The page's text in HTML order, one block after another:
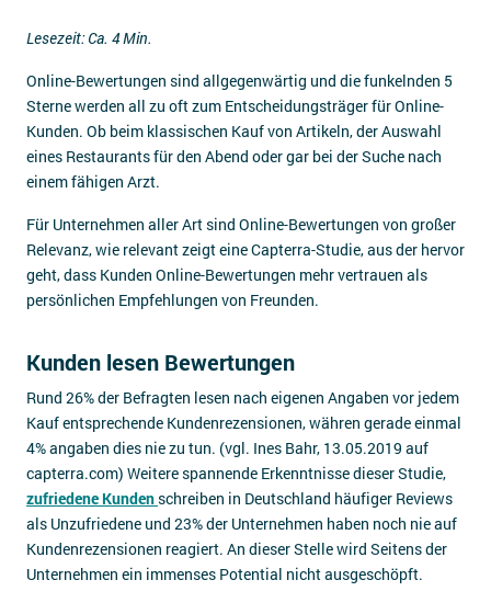
Lesezeit: Ca. 4 Min.
Online-Bewertungen sind allgegenwärtig und die funkelnden 5
Sterne werden all zu oft zum Entscheidungsträger für Online-
Kunden. Ob beim klassischen Kauf von Artikeln, der Auswahl
eines Restaurants für den Abend oder gar bei der Suche nach
einem fähigen Arzt.
Für Unternehmen aller Art sind Online-Bewertungen von großer
Relevanz, wie relevant zeigt eine Capterra-Studie, aus der hervor
geht, dass Kunden Online-Bewertungen mehr vertrauen als
persönlichen Empfehlungen von Freunden.
Kunden lesen Bewertungen
Rund 26% der Befragten lesen nach eigenen Angaben vor jedem
Kauf entsprechende Kundenrezensionen, währen gerade einmal
4% angaben dies nie zu tun. (vgl. Ines Bahr, 13.05.2019 auf
capterra.com) Weitere spannende Erkenntnisse dieser Studie,
zufriedene Kundenschreiben in Deutschland häufiger Reviews
als Unzufriedene und 23% der Unternehmen haben noch nie auf
Kundenrezensionen reagiert. An dieser Stelle wird Seitens der
Unternehmen ein immenses Potential nicht ausgeschöpft.